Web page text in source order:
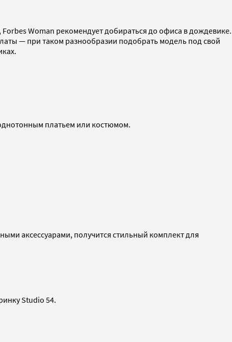
Woman рекомендует добираться до офиса в дождевике.
— при таком разнообразии подобрать модель под свой
платьем или костюмом.
аксессуарами, получится стильный комплект для
Studio 54.